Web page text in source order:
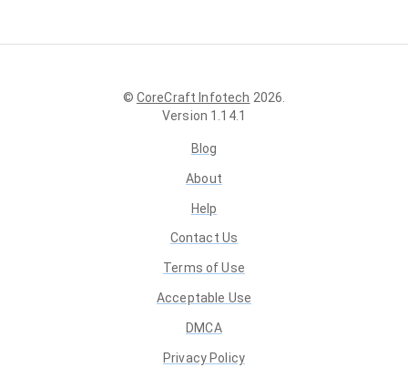
© CoreCraft Infotech 2026
Version 1.14.1
Blog
About
Help
Contact Us
Terms of Use
Acceptable Use
DMCA
Privacy Policy